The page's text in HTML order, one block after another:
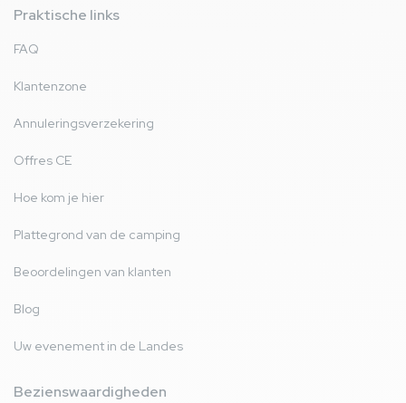
Praktische links
FAQ
Klantenzone
Annuleringsverzekering
Offres CE
Hoe kom je hier
Plattegrond van de camping
Beoordelingen van klanten
Blog
Uw evenement in de Landes
Bezienswaardigheden